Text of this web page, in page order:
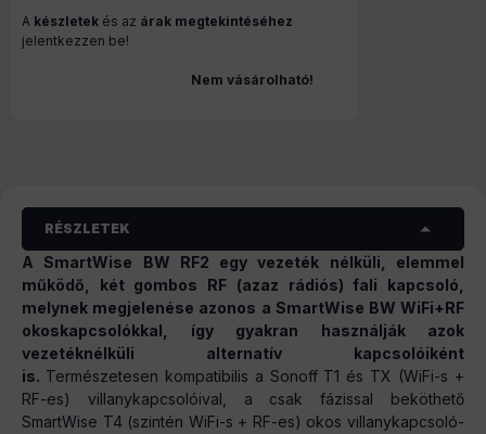
A készletek és az árak megtekintéséhez
jelentkezzen be!
Nem vásárolható!
RÉSZLETEK
A SmartWise BW RF2 egy vezeték nélküli, elemmel
működő, két gombos RF (azaz rádiós) fali kapcsoló,
melynek megjelenése azonos a SmartWise BW WiFi+RF
okoskapcsolókkal, így gyakran használják azok
vezetéknélküli alternatív kapcsolóiként
is. Természetesen kompatibilis a Sonoff T1 és TX (WiFi-s +
RF-es) villanykapcsolóival, a csak fázissal beköthető
SmartWise T4 (szintén WiFi-s + RF-es) okos villanykapcsoló-